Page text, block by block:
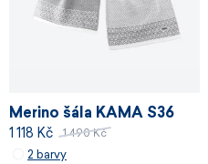
Merino šála KAMA S36
1 118 Kč 1 490 Kč
2 barvy